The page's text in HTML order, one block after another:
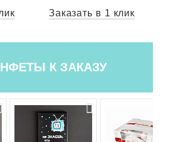
Заказать в 1 клик
К ЗАКАЗУ